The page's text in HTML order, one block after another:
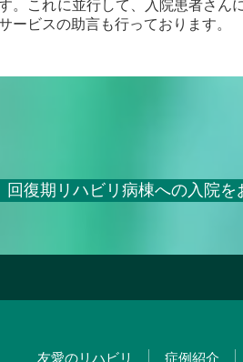
。これに並行して、入院患者さん
ービスの助言も行っております。
回復期リハビリ病棟への入院を
友愛のリハビリ 症例紹介